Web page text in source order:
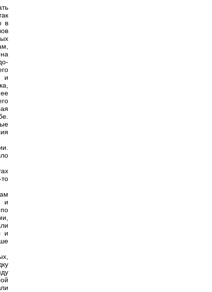
в
и
и
и